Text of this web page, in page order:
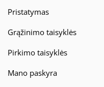
Pristatymas
Grąžinimo taisyklės
Pirkimo taisyklės
Mano paskyra